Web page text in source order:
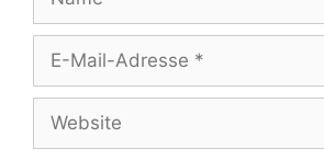
Mail-
Adresse